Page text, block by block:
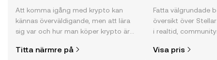
Att komma igång med krypto kan
kännas överväldigande, men att lära
sig var och hur man köper krypto är
din resa på OKX mobilapp eller direkt
Titta närmre på
Fatta välgrundade
översikt över
i realtid,
Visa pris